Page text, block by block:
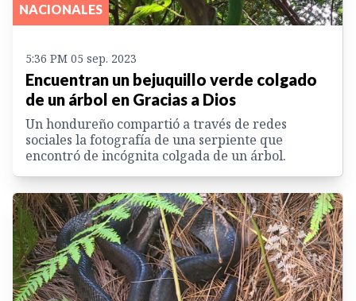
NACIONALES
5:36 PM 05 sep. 2023
Encuentran un bejuquillo verde colgado
de un árbol en Gracias a Dios
Un hondureño compartió a través de redes
sociales la fotografía de una serpiente que
encontró de incógnita colgada de un árbol.